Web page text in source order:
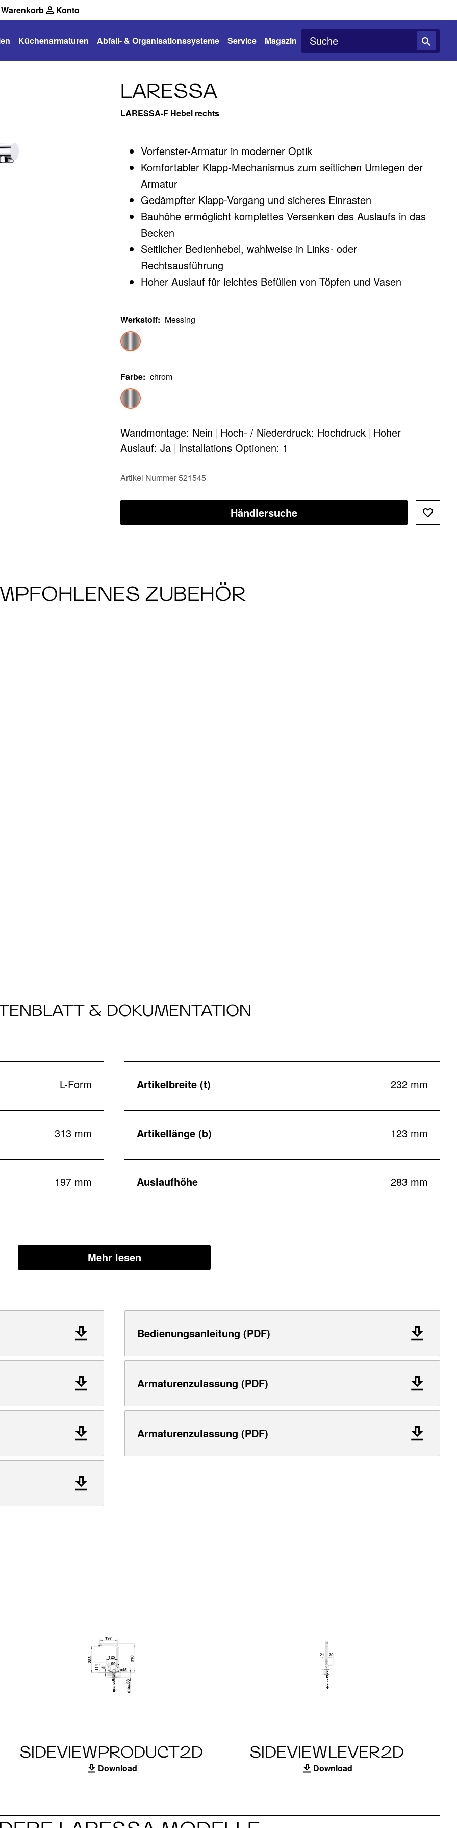
Warenkorb Konto
Küchenarmaturen Abfall- & Organisationssysteme Service Magazin
LARESSA
LARESSA-F Hebel rechts
Vorfenster-Armatur in moderner Optik
Komfortabler Klapp-Mechanismus zum seitlichen Umlegen der
Armatur
Gedämpfter Klapp-Vorgang und sicheres Einrasten
Bauhöhe ermöglicht komplettes Versenken des Auslaufs in das
Becken
Seitlicher Bedienhebel, wahlweise in Links- oder
Rechtsausführung
Hoher Auslauf für leichtes Befüllen von Töpfen und Vasen
Werkstoff: Messing
Farbe: chrom
Wandmontage: Nein | Hoch- / Niederdruck: Hochdruck | Hoher
Auslauf: Ja | Installations Optionen: 1
Artikel Nummer 521545
Händlersuche
ZUBEHÖR
& DOKUMENTATION
L-Form Artikelbreite (t) 232 mm
313 mm Artikellänge (b) 123 mm
197 mm Auslaufhöhe 283 mm
Mehr lesen
Bedienungsanleitung (PDF)
Armaturenzulassung (PDF)
Armaturenzulassung (PDF)
SIDEVIEWPRODUCT2D
Download
SIDEVIEWLEVER2D
Download